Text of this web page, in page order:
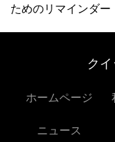
ためのリマインダー
ク
ホームページ
ニュース